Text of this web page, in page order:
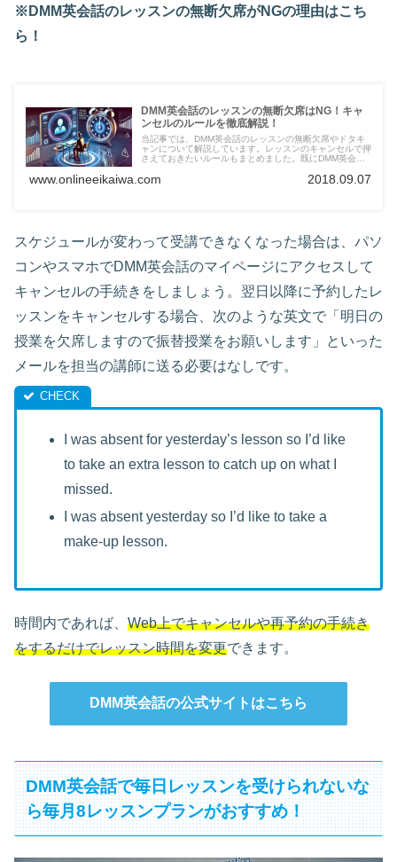
※DMM英会話のレッスンの無断欠席がNGの理由はこち
ら！
DMM英会話のレッスンの無断欠席はNG！キャ
ンセルのルールを徹底解説！
当記事では、DMM英会話のレッスンの無断欠席やドタキ
ャンについて解説しています。レッスンのキャンセルで押
さえておきたいルールもまとめました。既にDMM英会話
www.onlineeikaiwa.com 2018.09.07
スケジュールが変わって受講できなくなった場合は、パソ
コンやスマホでDMM英会話のマイページにアクセスして
キャンセルの手続きをしましょう。翌日以降に予約したレ
ッスンをキャンセルする場合、次のような英文で「明日の
授業を欠席しますので振替授業をお願いします」といった
メールを担当の講師に送る必要はなしです。
I was absent for yesterday’s lesson so I’d like
to take an extra lesson to catch up on what I
missed.
I was absent yesterday so I’d like to take a
make-up lesson.
時間内であれば、 Web上でキャンセルや再予約の手続き
をするだけでレッスン時間を変更できます。
DMM英会話の公式サイトはこちら
DMM英会話で毎日レッスンを受けられないな
ら毎月8レッスンプランがおすすめ！